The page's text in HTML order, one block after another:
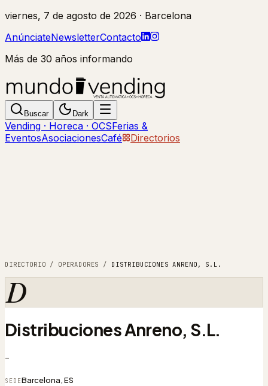
viernes, 7 de agosto de 2026 · Barcelona
AnúnciateNewsletterContacto
Más de 30 años informando
Buscar Dark
Vending · Horeca · OCSFerias &
EventosAsociacionesCafé Directorios
DIRECTORIO / OPERADORES / DISTRIBUCIONES ANRENO, S.L.
D
Distribuciones Anreno, S.L.
-
SEDEBarcelona, ES